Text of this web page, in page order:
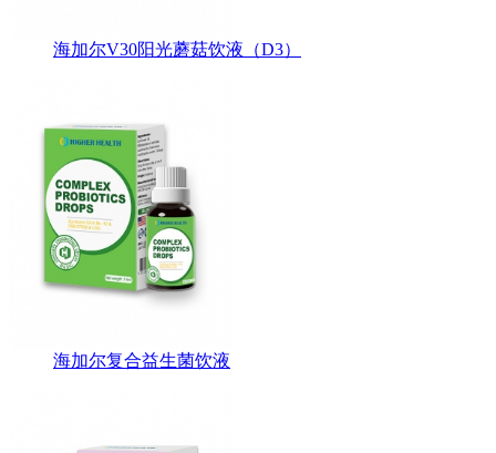
海加尔V30阳光蘑菇饮液（D3）
海加尔复合益生菌饮液